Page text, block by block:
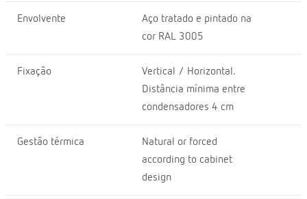
Envolvente
Aço tratado e pintado na
cor RAL 3005
Fixação
Vertical / Horizontal.
Distância mínima entre
condensadores 4 cm
Gestão térmica
Natural or forced
according to cabinet
design